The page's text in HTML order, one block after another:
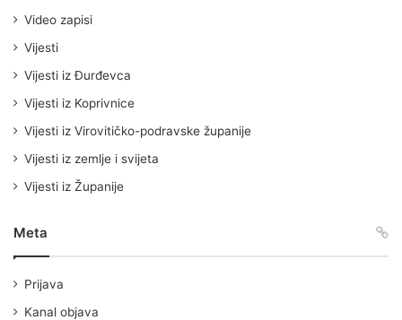
Video zapisi
Vijesti
Vijesti iz Đurđevca
Vijesti iz Koprivnice
Vijesti iz Virovitičko-podravske županije
Vijesti iz zemlje i svijeta
Vijesti iz Županije
Meta
Prijava
Kanal objava